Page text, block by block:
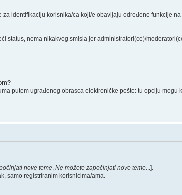
identifikaciju korisnika/ca koji/e obavljaju određene funkcije
status, nema nikakvog smisla jer administratori(ce)/
putem ugrađenog obrasca elektroničke pošte: tu opciju mogu
nove teme, Ne možete započinjati nove teme...].
samo registriranim korisnicima/ama.